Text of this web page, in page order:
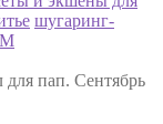
шугаринг-
для пап. Сентябрь